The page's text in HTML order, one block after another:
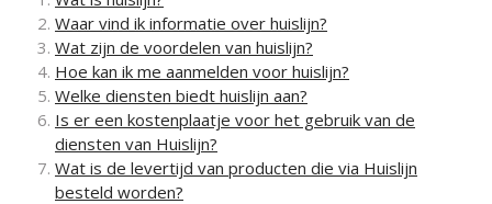
Waar vind ik informatie over huislijn?
Wat zijn de voordelen van huislijn?
Hoe kan ik me aanmelden voor huislijn?
Welke diensten biedt huislijn aan?
Is er een kostenplaatje voor het gebruik van de
diensten van Huislijn?
Wat is de levertijd van producten die via Huislijn
besteld worden?